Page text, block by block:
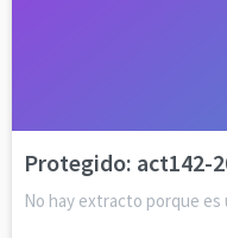
Protegido: act142-
No hay extracto porque